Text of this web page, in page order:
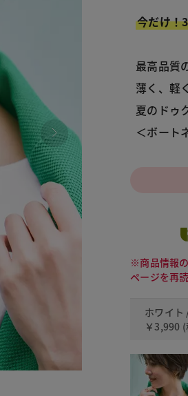
今だけ！
最高品質
薄く、軽
夏のドゥ
＜ボート
※商品情報
ページを再
ホワイト
￥3,990